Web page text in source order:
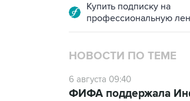
Купить подписку на
профессиональную
НОВОСТИ ПО ТЕМЕ
6 августа 09:40
ФИФА поддержала